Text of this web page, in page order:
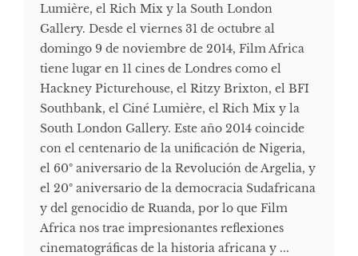
Lumière, el Rich Mix y la South London
Gallery. Desde el viernes 31 de octubre al
domingo 9 de noviembre de 2014, Film Africa
tiene lugar en 11 cines de Londres como el
Hackney Picturehouse, el Ritzy Brixton, el BFI
Southbank, el Ciné Lumière, el Rich Mix y la
South London Gallery. Este año 2014 coincide
con el centenario de la unificación de Nigeria,
el 60º aniversario de la Revolución de Argelia, y
el 20º aniversario de la democracia Sudafricana
y del genocidio de Ruanda, por lo que Film
Africa nos trae impresionantes reflexiones
cinematográficas de la historia africana y ...